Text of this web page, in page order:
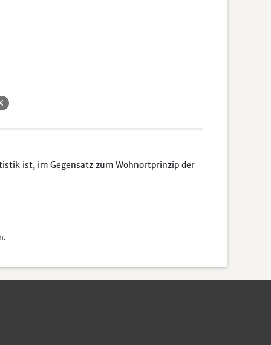
ist, im Gegensatz zum Wohnortprinzip der